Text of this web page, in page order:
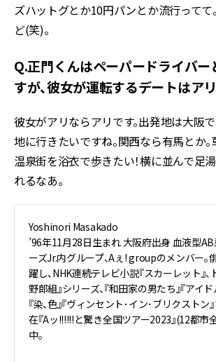
ズハットグとか10円パンとか流行ってて
ど(笑)。
Q.正門くんはペーパードライバー
すが、彼女が運転するデートはア
彼女がアリならアリです。出発地は大阪
地に行きたいですね。関西なら有馬とか。
温泉街を浴衣で歩きたい！横に並んで足
れるなあ。
Yoshinori Masakado
’96年11月28日生まれ 大阪府出身 血液型
ーズJr.内グループ、Aぇ! groupのメンバー。
躍し、NHK連続テレビ小説『スカーレット』、
野郎組』シリーズ、『和田家の男たち』『アイド
『染、色』『ヴィンセント･イン･ブリクストン
在『Aッ!!!!!!と驚き全国ツアー2023』(12都市
中。